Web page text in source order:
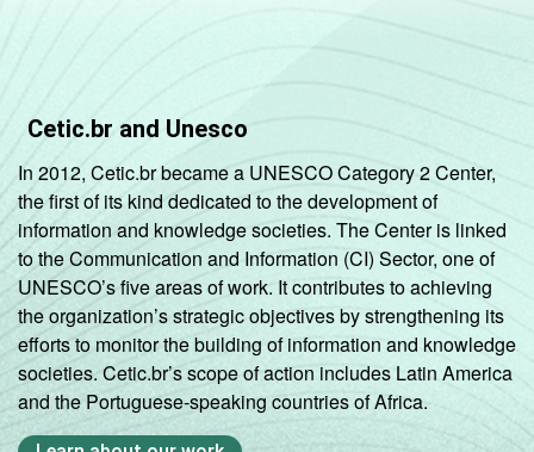
Cetic.br and Unesco
In 2012, Cetic.br became a UNESCO Category 2 Center,
the first of its kind dedicated to the development of
information and knowledge societies. The Center is linked
to the Communication and Information (CI) Sector, one of
UNESCO’s five areas of work. It contributes to achieving
the organization’s strategic objectives by strengthening its
efforts to monitor the building of information and knowledge
societies. Cetic.br’s scope of action includes Latin America
and the Portuguese-speaking countries of Africa.